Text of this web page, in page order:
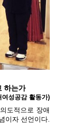
하는가
여성공감 활동가)
도적으로 장애
이자 선언이다.